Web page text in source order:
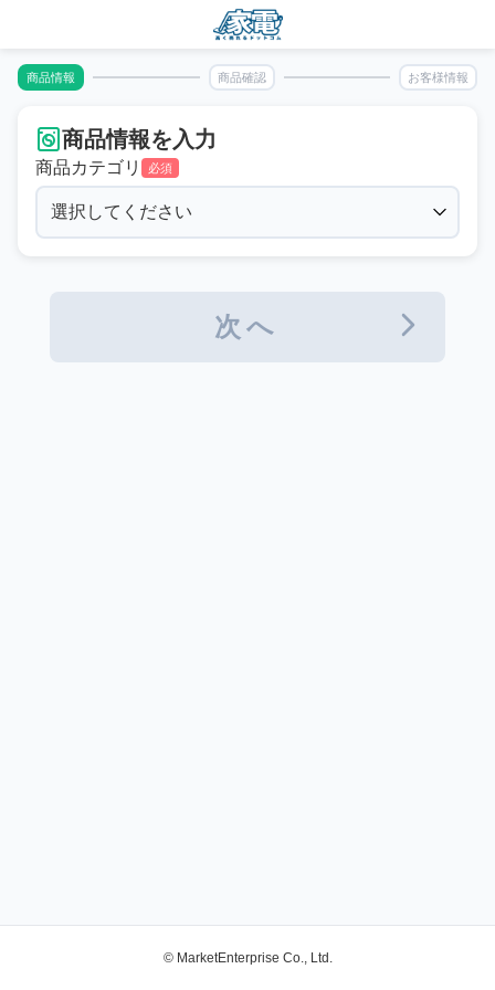
商品情報 商品確認 お客様情報
商品情報を入力
商品カテゴリ 必須
次へ
© MarketEnterprise Co., Ltd.